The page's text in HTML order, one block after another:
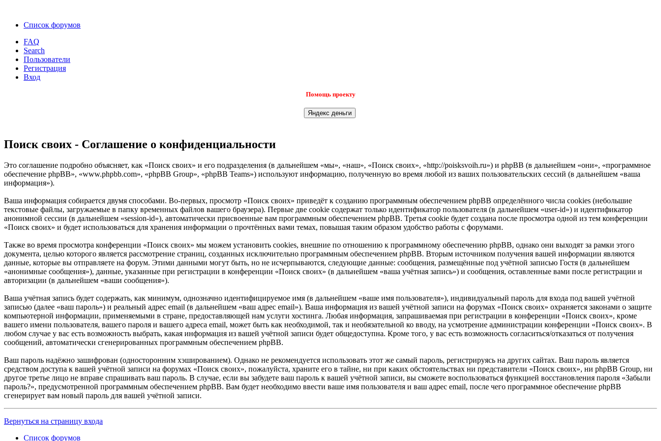
Список форумов
FAQ
Search
Пользователи
Регистрация
Вход
Помощь проекту
Поиск своих - Соглашение о конфиденциальности
Это соглашение подробно объясняет, как «Поиск своих» и его подразделения (в дальнейшем «мы», «наш», «Поиск своих», «http://poisksvoih.ru») и phpBB (в дальнейшем «они», «программное
обеспечение phpBB», «www.phpbb.com», «phpBB Group», «phpBB Teams») используют информацию, полученную во время любой из ваших пользовательских сессий (в дальнейшем «ваша
информация»).
Ваша информация собирается двумя способами. Во-первых, просмотр «Поиск своих» приведёт к созданию программным обеспечением phpBB определённого числа cookies (небольшие
текстовые файлы, загружаемые в папку временных файлов вашего браузера). Первые две cookie содержат только идентификатор пользователя (в дальнейшем «user-id») и идентификатор
анонимной сессии (в дальнейшем «session-id»), автоматически присвоенные вам программным обеспечением phpBB. Третья cookie будет создана после просмотра одной из тем конференции
«Поиск своих» и будет использоваться для хранения информации о прочтённых вами темах, повышая таким образом удобство работы с форумами.
Также во время просмотра конференции «Поиск своих» мы можем установить cookies, внешние по отношению к программному обеспечению phpBB, однако они выходят за рамки этого
документа, целью которого является рассмотрение страниц, созданных исключительно программным обеспечением phpBB. Вторым источником получения вашей информации являются
данные, которые вы отправляете на форум. Этими данными могут быть, но не исчерпываются, следующие данные: сообщения, размещённые под учётной записью Гостя (в дальнейшем
«анонимные сообщения»), данные, указанные при регистрации в конференции «Поиск своих» (в дальнейшем «ваша учётная запись») и сообщения, оставленные вами после регистрации и
авторизации (в дальнейшем «ваши сообщения»).
Ваша учётная запись будет содержать, как минимум, однозначно идентифицируемое имя (в дальнейшем «ваше имя пользователя»), индивидуальный пароль для входа под вашей учётной
записью (далее «ваш пароль») и реальный адрес email (в дальнейшем «ваш адрес email»). Ваша информация из вашей учётной записи на форумах «Поиск своих» охраняется законами о защите
компьютерной информации, применяемыми в стране, предоставляющей нам услуги хостинга. Любая информация, запрашиваемая при регистрации в конференции «Поиск своих», кроме
вашего имени пользователя, вашего пароля и вашего адреса email, может быть как необходимой, так и необязательной ко вводу, на усмотрение администрации конференции «Поиск своих». В
любом случае у вас есть возможность выбрать, какая информация из вашей учётной записи будет общедоступна. Кроме того, у вас есть возможность согласиться/отказаться от получения
сообщений, автоматически сгенерированных программным обеспечением phpBB.
Ваш пароль надёжно зашифрован (односторонним хэшированием). Однако не рекомендуется использовать этот же самый пароль, регистрируясь на других сайтах. Ваш пароль является
средством доступа к вашей учётной записи на форумах «Поиск своих», пожалуйста, храните его в тайне, ни при каких обстоятельствах ни представители «Поиск своих», ни phpBB Group, ни
другое третье лицо не вправе спрашивать ваш пароль. В случае, если вы забудете ваш пароль к вашей учётной записи, вы сможете воспользоваться функцией восстановления пароля «Забыли
пароль?», предусмотренной программным обеспечением phpBB. Вам будет необходимо ввести ваше имя пользователя и ваш адрес email, после чего программное обеспечение phpBB
сгенерирует вам новый пароль для вашей учётной записи.
Вернуться на страницу входа
Список форумов